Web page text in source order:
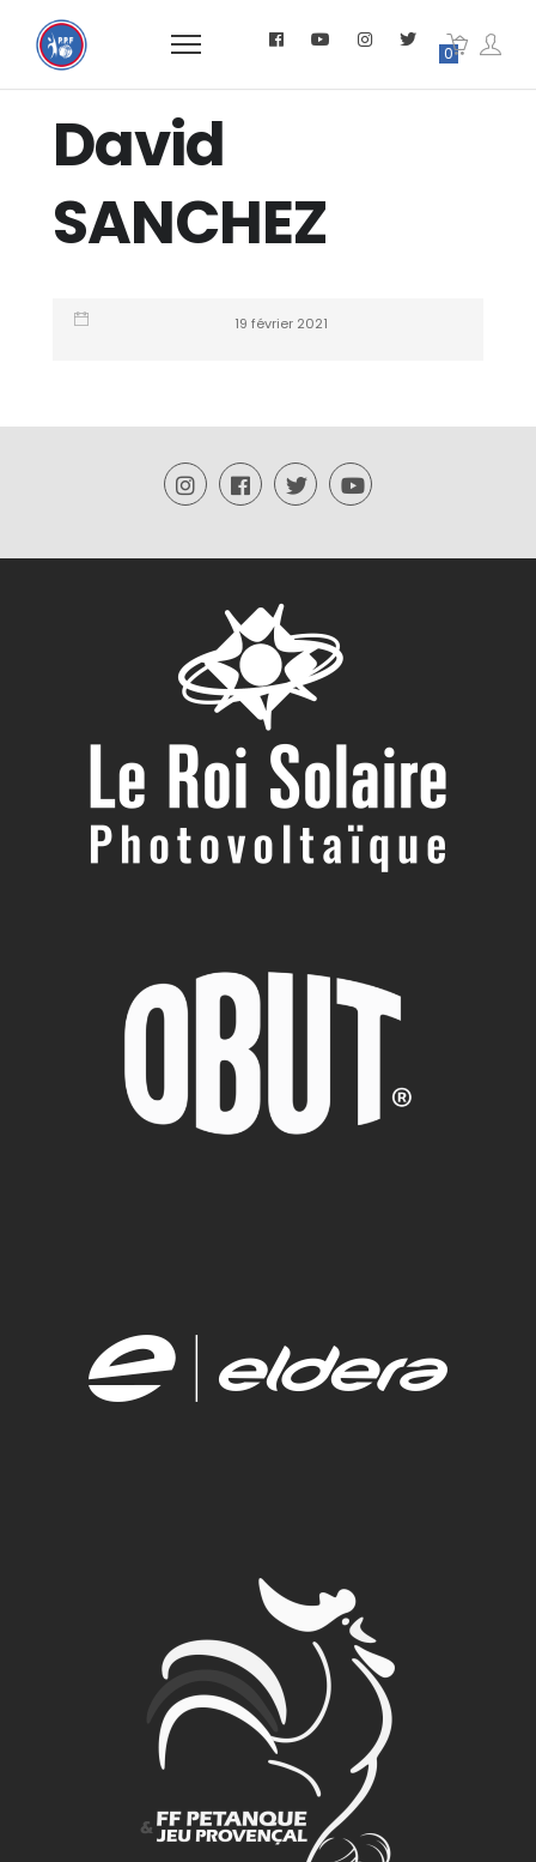
0
David
SANCHEZ
19 février 2021